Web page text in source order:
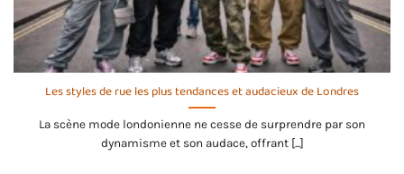
Les styles de rue les plus tendances et audacieux de Londres
La scène mode londonienne ne cesse de surprendre par son
dynamisme et son audace, offrant [...]